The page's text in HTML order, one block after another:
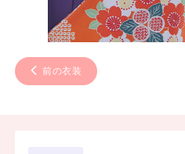
前の衣装